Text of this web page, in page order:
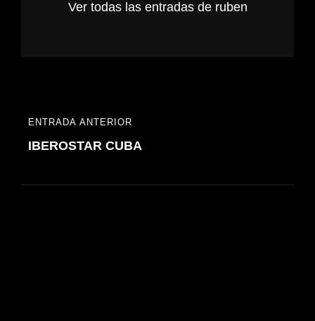
Ver todas las entradas de ruben
Navegación
de
ENTRADA
ANTERIOR
ENTRADA ANTERIOR
IBEROSTAR CUBA